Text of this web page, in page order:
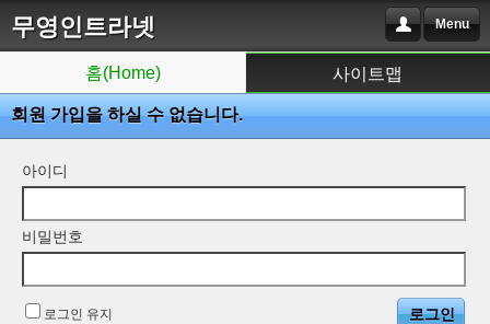
무영인트라넷 Menu
홈(Home) 사이트맵
회원 가입을 하실 수 없습니다.
아이디
비밀번호
로그인 유지